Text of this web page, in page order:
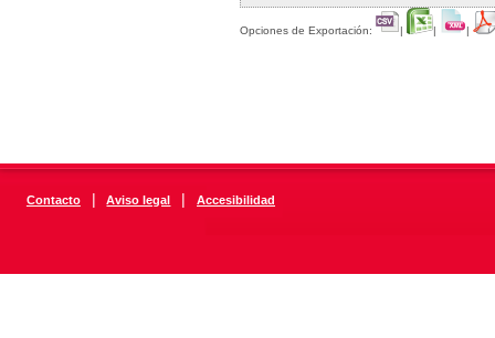
Opciones de Exportación: | | |
Contacto | Aviso legal | Accesibilidad